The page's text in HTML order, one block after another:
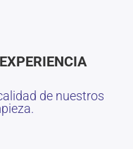
de nuestros